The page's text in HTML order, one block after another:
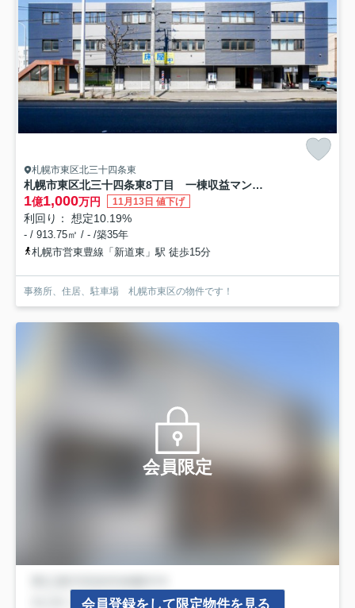
札幌市東区北三十四条東
札幌市東区北三十四条東8丁目 一棟収益マンション
1億1,000万円 11月13日 値下げ
利回り： 想定10.19%
- / 913.75㎡ / - /築35年
札幌市営東豊線「新道東」駅 徒歩15分
事務所、住居、駐車場 札幌市東区の物件です！
会員限定
会員登録をして限定物件を見る